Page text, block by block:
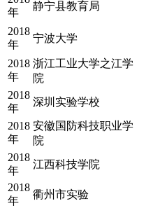
年
静宁县教育局
2018
年
宁波大学
2018
年
浙江工业大学之江学
院
2018
年
深圳实验学校
2018
年
安徽国防科技职业学
院
2018
年
江西科技学院
2018
年
衢州市实验